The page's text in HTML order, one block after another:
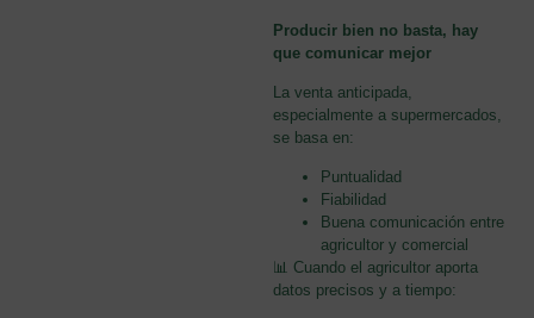
Producir bien no basta, hay
que comunicar mejor
La venta anticipada,
especialmente a supermercados,
se basa en:
Puntualidad
Fiabilidad
Buena comunicación entre
agricultor y comercial
📊 Cuando el agricultor aporta
datos precisos y a tiempo: